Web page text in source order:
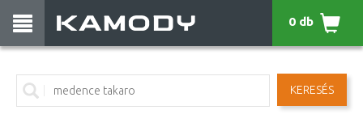
KERESÉS
0 db